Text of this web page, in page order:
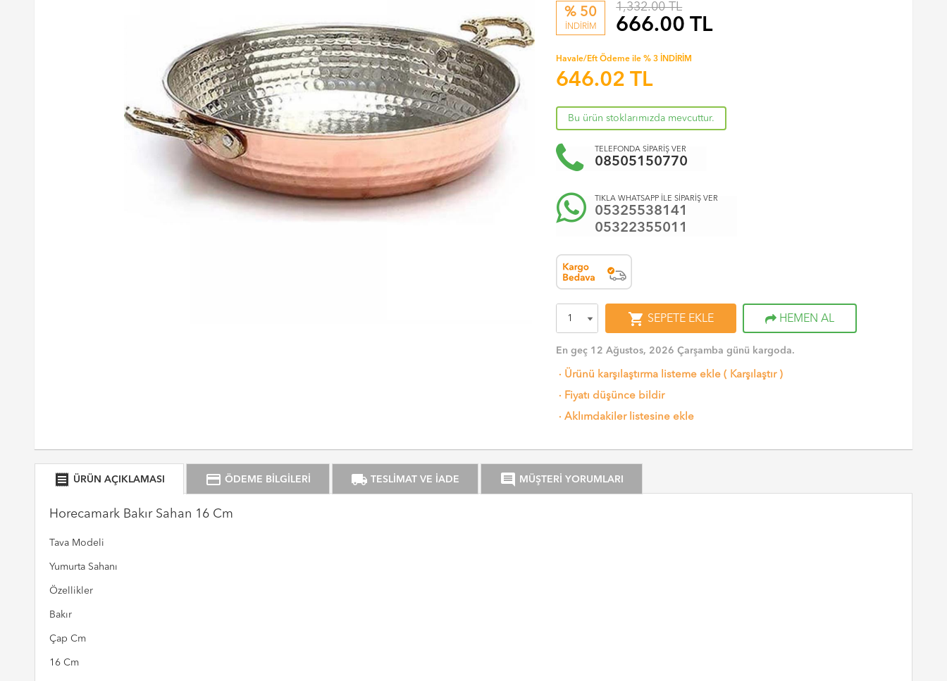
% 50
İNDİRİM
1,332.00 TL
666.00 TL
Havale/Eft Ödeme ile % 3 İNDİRİM
646.02 TL
Bu ürün stoklarımızda mevcuttur.
TELEFONDA SİPARİŞ VER
08505150770
TIKLA WHATSAPP İLE SİPARİŞ VER
05325538141
05322355011
shopping_cart SEPETE EKLE HEMEN AL
En geç 12 Ağustos, 2026 Çarşamba günü kargoda.
· Ürünü karşılaştırma listeme ekle ( Karşılaştır)
· Fiyatı düşünce bildir
·Aklımdakiler listesine ekle
receipt ÜRÜN AÇIKLAMASI credit_card ÖDEME BİLGİLERİ local_shipping TESLİMAT VE İADE comment MÜŞTERİ YORUMLARI
Horecamark Bakır Sahan 16 Cm
Tava Modeli
Yumurta Sahanı
Özellikler
Bakır
Çap Cm
16 Cm